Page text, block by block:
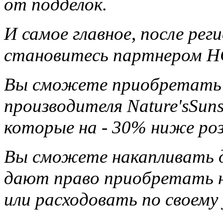
от подделок.
И самое главное, после
становитесь партнером
Вы сможете приобретать
производителя
которые на - 30% ниже
Вы сможете накапливать
дают право приобретать
или расходовать по